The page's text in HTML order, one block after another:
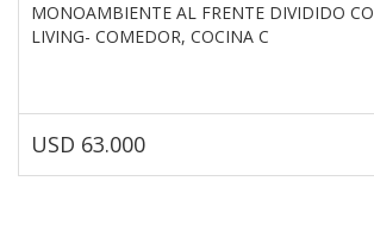
MONOAMBIENTE AL FRENTE DIVIDIDO
LIVING- COMEDOR, COCINA C
USD 63.000